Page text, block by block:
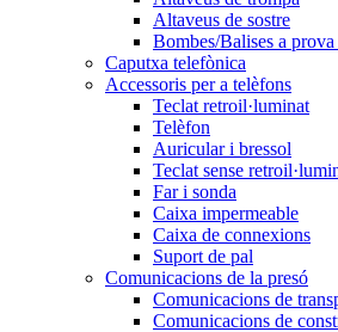
Altaveus de sostre
Bombes/Balises a
Caputxa telefònica
Accessoris per a telèfons
Teclat retroil·luminat
Telèfon
Auricular i bressol
Teclat sense
Far i sonda
Caixa impermeable
Caixa de connexions
Suport de pal
Comunicacions de la presó
Comunicacions de
Comunicacions de